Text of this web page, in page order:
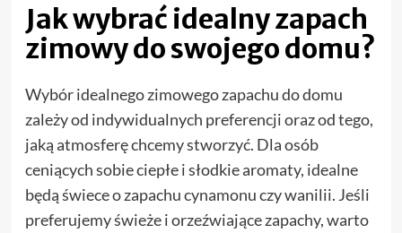
Jak wybrać idealny zapach
zimowy do swojego domu?
Wybór idealnego zimowego zapachu do domu
zależy od indywidualnych preferencji oraz od tego,
jaką atmosferę chcemy stworzyć. Dla osób
ceniących sobie ciepłe i słodkie aromaty, idealne
będą świece o zapachu cynamonu czy wanilii. Jeśli
preferujemy świeże i orzeźwiające zapachy, warto